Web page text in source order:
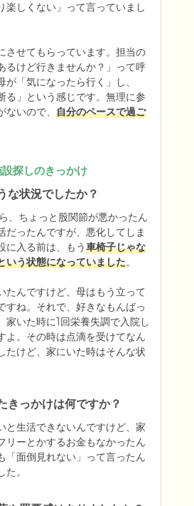
楽しくない」って言っていまし
させてもらっています。担当の
るけど行きませんか？」って呼
「気になったら行く」し、
る」という感じです。無理に参
いので、 自分のペースで過ご
探しのきっかけ
な状況でしたか？
、ちょっと股関節が悪かったん
だったんですが、悪化してしま
に入る前は、もう車椅子じゃな
いう状態になっていました。
たんですけど、母はもう立って
すね。それで、好きなもんばっ
家いた時に1回栄養失調で入院し
よ。その時は点滴を受けてなん
たけど、家にいた時はそんな状
きっかけは何ですか？
と生活できないんですけど、家
リーとかするお金もなかったん
「面倒見れない」って言ったん
。